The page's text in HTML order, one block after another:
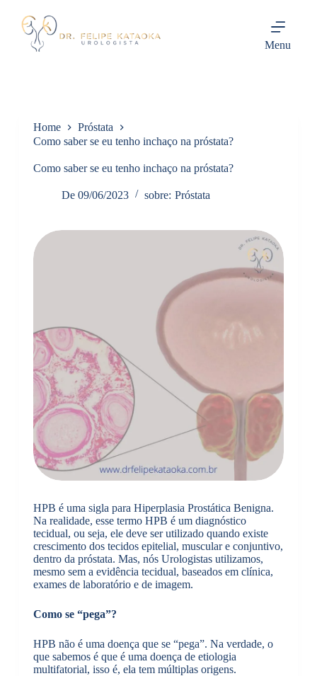
Menu
Home
Próstata
Como saber se eu tenho inchaço na próstata?
Como saber se eu tenho inchaço na próstata?
De 09/06/2023 sobre: Próstata
HPB é uma sigla para Hiperplasia Prostática Benigna.
Na realidade, esse termo HPB é um diagnóstico
tecidual, ou seja, ele deve ser utilizado quando existe
crescimento dos tecidos epitelial, muscular e conjuntivo,
dentro da próstata. Mas, nós Urologistas utilizamos,
mesmo sem a evidência tecidual, baseados em clínica,
exames de laboratório e de imagem.
Como se “pega”?
HPB não é uma doença que se “pega”. Na verdade, o
que sabemos é que é uma doença de etiologia
multifatorial, isso é, ela tem múltiplas origens.